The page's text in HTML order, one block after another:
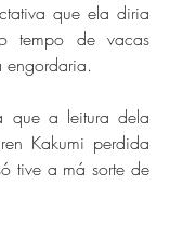
que ela diria
tempo de vacas
engordaria.
que a leitura dela
Kakumi perdida
tive a má sorte de